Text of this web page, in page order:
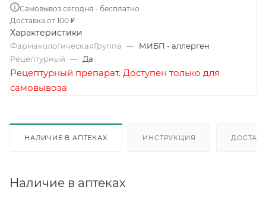
Самовывоз сегодня - бесплатно
Доставка от 100 ₽
Характеристики
ФармакологическаяГруппа — МИБП - аллерген
Рецептурный — Да
Рецептурный препарат. Доступен только для
самовывоза
НАЛИЧИЕ В АПТЕКАХ ИНСТРУКЦИЯ
Наличие в аптеках